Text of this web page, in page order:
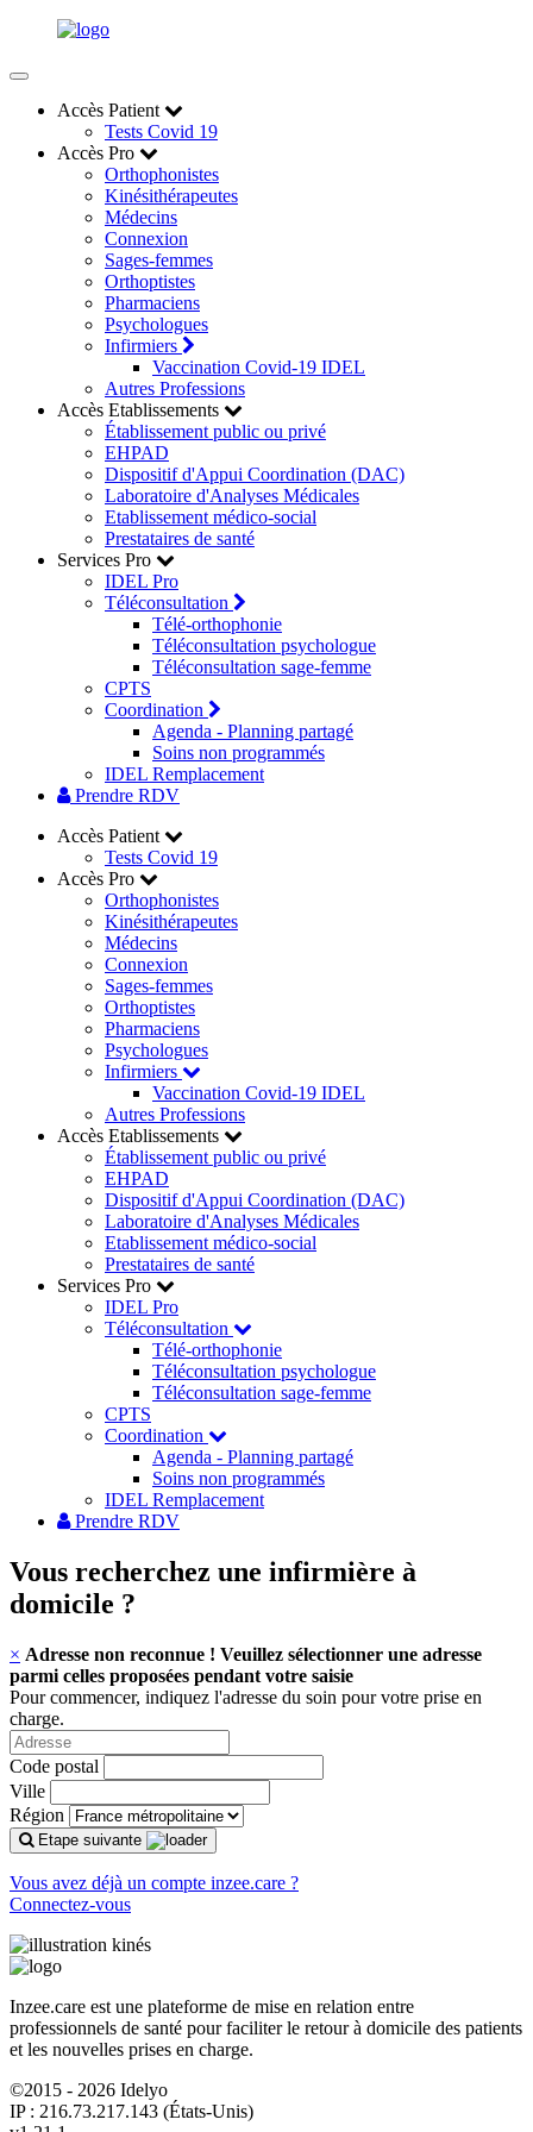
Accès Patient
Tests Covid 19
Accès Pro
Orthophonistes
Kinésithérapeutes
Médecins
Connexion
Sages-femmes
Orthoptistes
Pharmaciens
Psychologues
Infirmiers
Vaccination Covid-19 IDEL
Autres Professions
Accès Etablissements
Établissement public ou privé
EHPAD
Dispositif d'Appui Coordination (DAC)
Laboratoire d'Analyses Médicales
Etablissement médico-social
Prestataires de santé
Services Pro
IDEL Pro
Téléconsultation
Télé-orthophonie
Téléconsultation psychologue
Téléconsultation sage-femme
CPTS
Coordination
Agenda - Planning partagé
Soins non programmés
IDEL Remplacement
Prendre RDV
Accès Patient
Tests Covid 19
Accès Pro
Orthophonistes
Kinésithérapeutes
Médecins
Connexion
Sages-femmes
Orthoptistes
Pharmaciens
Psychologues
Infirmiers
Vaccination Covid-19 IDEL
Autres Professions
Accès Etablissements
Établissement public ou privé
EHPAD
Dispositif d'Appui Coordination (DAC)
Laboratoire d'Analyses Médicales
Etablissement médico-social
Prestataires de santé
Services Pro
IDEL Pro
Téléconsultation
Télé-orthophonie
Téléconsultation psychologue
Téléconsultation sage-femme
CPTS
Coordination
Agenda - Planning partagé
Soins non programmés
IDEL Remplacement
Prendre RDV
Vous recherchez une infirmière à
domicile ?
× Adresse non reconnue ! Veuillez sélectionner une adresse
parmi celles proposées pendant votre saisie
Pour commencer, indiquez l'adresse du soin pour votre prise en
charge.
Code postal
Ville
Région
Etape suivante
Vous avez déjà un compte inzee.care ?
Connectez-vous
Inzee.care est une plateforme de mise en relation entre
professionnels de santé pour faciliter le retour à domicile des patients
et les nouvelles prises en charge.
©2015 - 2026 Idelyo
IP : 216.73.217.143 (États-Unis)